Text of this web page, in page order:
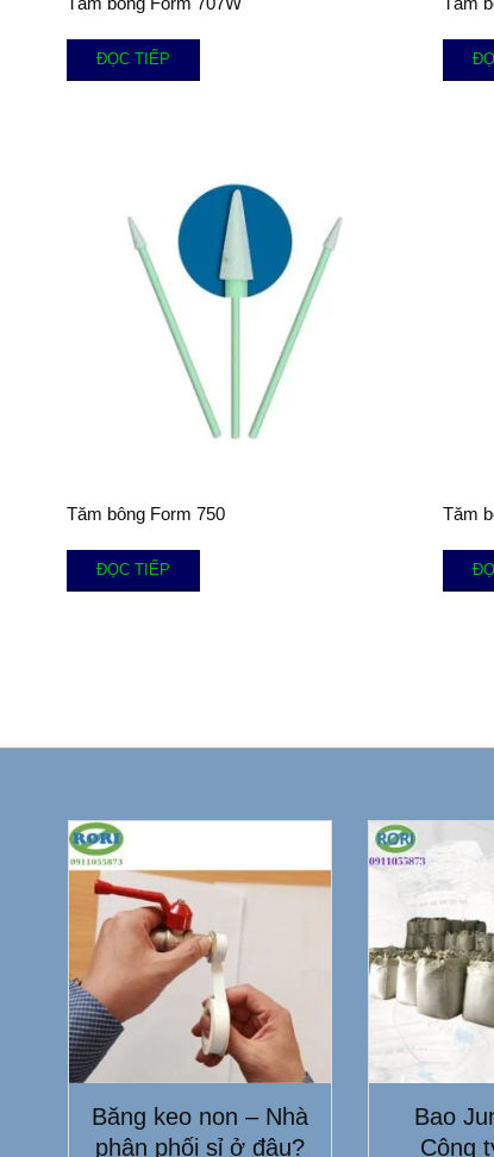
ĐỌC TIẾP
Tăm bông Form 750
ĐỌC TIẾP
Tăm
Băng keo non – Nhà
phân phối sỉ ở đâu?
Bao
Công